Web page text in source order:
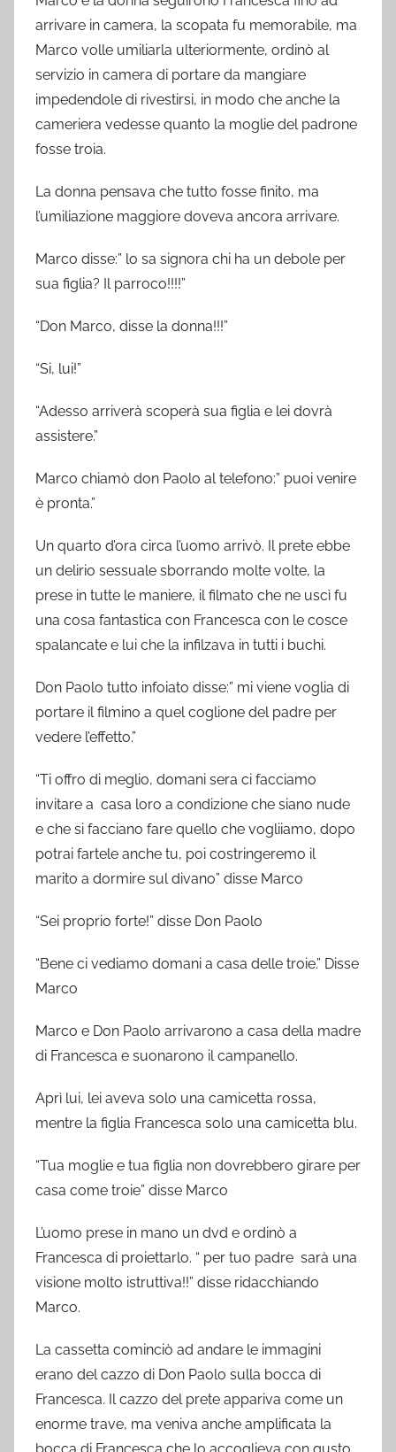
arrivare in camera, la scopata fu memorabile, ma
Marco volle umiliarla ulteriormente, ordinò al
servizio in camera di portare da mangiare
impedendole di rivestirsi, in modo che anche la
cameriera vedesse quanto la moglie del padrone
fosse troia.
La donna pensava che tutto fosse finito, ma
l’umiliazione maggiore doveva ancora arrivare.
Marco disse:” lo sa signora chi ha un debole per
sua figlia? Il parroco!!!!”
“Don Marco, disse la donna!!!”
“Si, lui!”
“Adesso arriverà scoperà sua figlia e lei dovrà
assistere.”
Marco chiamò don Paolo al telefono:” puoi venire
è pronta.”
Un quarto d’ora circa l’uomo arrivò. Il prete ebbe
un delirio sessuale sborrando molte volte, la
prese in tutte le maniere, il filmato che ne uscì fu
una cosa fantastica con Francesca con le cosce
spalancate e lui che la infilzava in tutti i buchi.
Don Paolo tutto infoiato disse:” mi viene voglia di
portare il filmino a quel coglione del padre per
vedere l’effetto.”
“Ti offro di meglio, domani sera ci facciamo
invitare a casa loro a condizione che siano nude
e che si facciano fare quello che vogliiamo, dopo
potrai fartele anche tu, poi costringeremo il
marito a dormire sul divano” disse Marco
“Sei proprio forte!” disse Don Paolo
“Bene ci vediamo domani a casa delle troie.” Disse
Marco
Marco e Don Paolo arrivarono a casa della madre
di Francesca e suonarono il campanello.
Aprì lui, lei aveva solo una camicetta rossa,
mentre la figlia Francesca solo una camicetta blu.
“Tua moglie e tua figlia non dovrebbero girare per
casa come troie” disse Marco
L’uomo prese in mano un dvd e ordinò a
Francesca di proiettarlo. “ per tuo padre sarà una
visione molto istruttiva!!” disse ridacchiando
Marco.
La cassetta cominciò ad andare le immagini
erano del cazzo di Don Paolo sulla bocca di
Francesca. Il cazzo del prete appariva come un
enorme trave, ma veniva anche amplificata la